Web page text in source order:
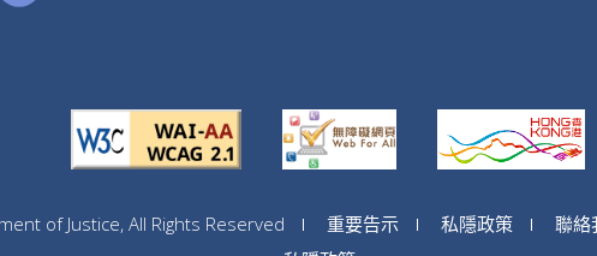
of Justice, All Rights Reserved 重要告示 私隱政策
聯絡